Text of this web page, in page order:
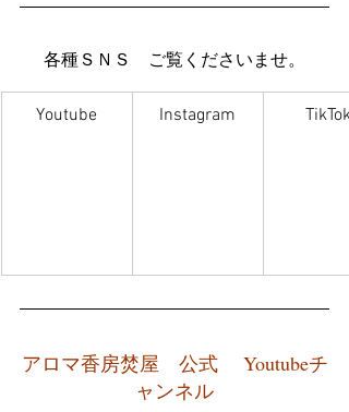
各種ＳＮＳ　ご覧くださいませ。
Youtube Instagram TikTok
アロマ香房焚屋　公式　 Youtubeチ
ャンネル